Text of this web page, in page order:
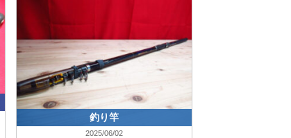
釣り竿
2025/06/02